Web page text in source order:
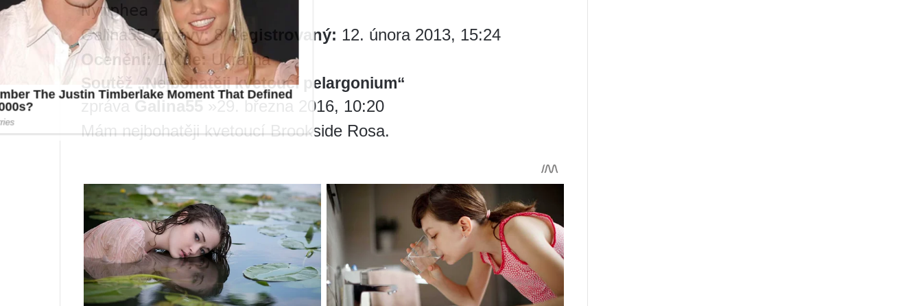
Nymphea
Galina55Zprávy:8Registrovaný: 12. února 2013, 15:24
Ocenění: 1Kde: Ukrajina
Soutěž „Nejbohatěji kvetoucí pelargonium“
zpráva Galina55 »29. března 2016, 10:20
Mám nejbohatěji kvetoucí Brookside Rosa.